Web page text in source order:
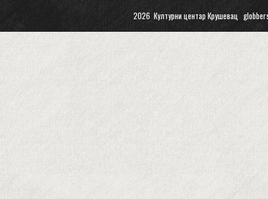
2026 Културни центар Крушевац